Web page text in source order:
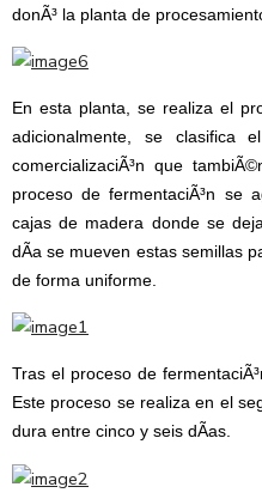
donÃ³ la planta de
En esta planta, se realiza el
adicionalmente, se
comercializaciÃ³n que
proceso de fermentaciÃ³n se
cajas de madera donde se
dÃ­a se mueven estas semillas
de forma uniforme.
Tras el proceso de
Este proceso se realiza en el
dura entre cinco y seis dÃ­as.